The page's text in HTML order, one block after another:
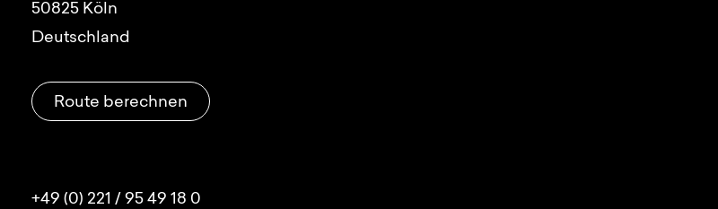
50825 Köln
Deutschland
Route berechnen
+49 (0) 221 / 95 49 18 0